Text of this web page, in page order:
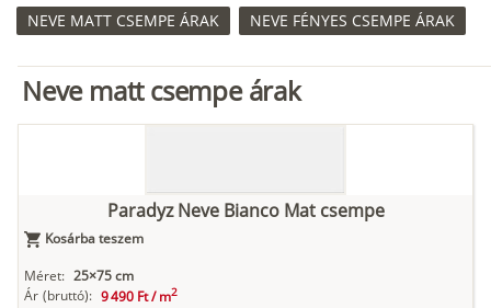
NEVE MATT CSEMPE ÁRAK NEVE FÉNYES CSEMPE ÁRAK
Neve matt csempe árak
Paradyz Neve Bianco Mat csempe
Kosárba teszem
Méret: 25×75 cm
Ár (bruttó): 9 490 Ft /m2